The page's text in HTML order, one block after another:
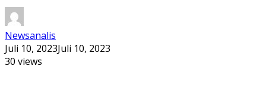
Newsanalis
Juli 10, 2023Juli 10, 2023
30 views